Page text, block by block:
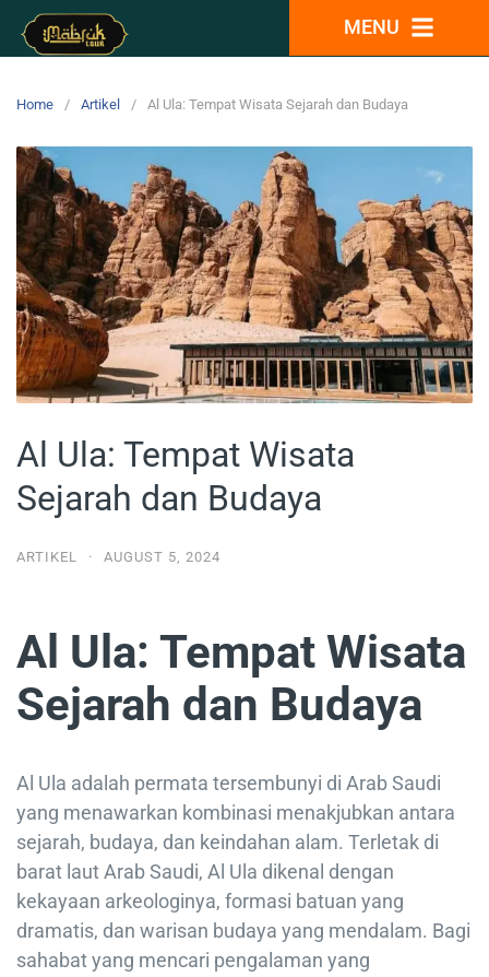
MENU
Home Artikel Al Ula: Tempat Wisata Sejarah dan Budaya
Al Ula: Tempat Wisata
Sejarah dan Budaya
ARTIKEL · AUGUST 5, 2024
Al Ula: Tempat Wisata
Sejarah dan Budaya
Al Ula adalah permata tersembunyi di Arab Saudi
yang menawarkan kombinasi menakjubkan antara
sejarah, budaya, dan keindahan alam. Terletak di
barat laut Arab Saudi, Al Ula dikenal dengan
kekayaan arkeologinya, formasi batuan yang
dramatis, dan warisan budaya yang mendalam. Bagi
sahabat yang mencari pengalaman yang